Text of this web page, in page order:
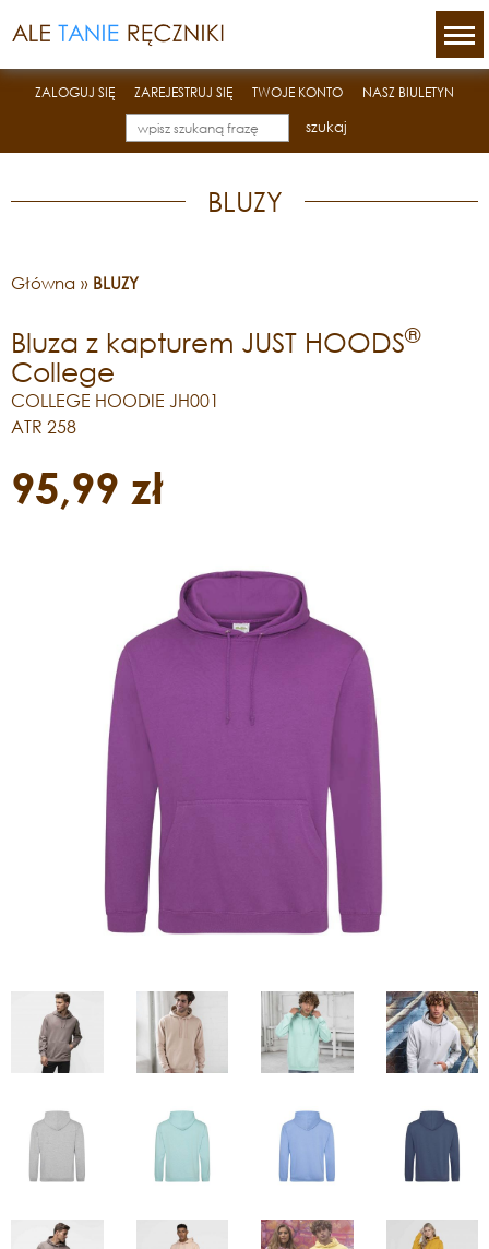
ZALOGUJ SIĘ ZAREJESTRUJ SIĘ TWOJE KONTO
NASZ BIULETYN
szukaj
BLUZY
Główna » BLUZY
Bluza z kapturem JUST HOODS®
College
COLLEGE HOODIE JH001
ATR 258
95,99 zł